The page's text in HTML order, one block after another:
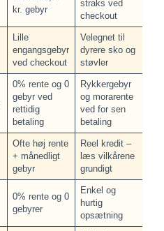
kr. gebyr
straks ved
checkout
Lille
engangsgebyr
ved checkout
Velegnet til
dyrere sko og
støvler
0% rente og 0
gebyr ved
rettidig
betaling
Rykkergebyr
og morarente
ved for sen
betaling
Ofte høj rente
+ månedligt
gebyr
Reel kredit –
læs vilkårene
grundigt
0% rente og 0
gebyrer
Enkel og
hurtig
opsætning